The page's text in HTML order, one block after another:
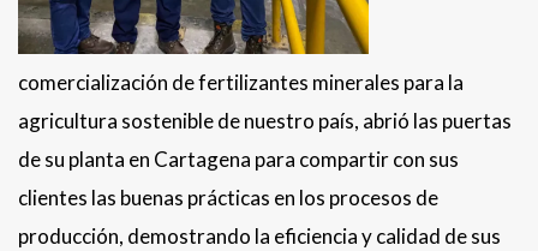
comercialización de fertilizantes minerales para la
agricultura sostenible de nuestro país, abrió las puertas
de su planta en Cartagena para compartir con sus
clientes las buenas prácticas en los procesos de
producción, demostrando la eficiencia y calidad de sus